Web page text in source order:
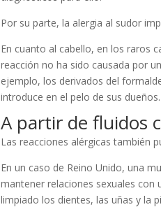
Por su parte, la alergia al sudor
En cuanto al cabello, en los raros
reacción no ha sido causada por
ejemplo, los derivados del
introduce en el pelo de sus dueños.
A partir de fluidos
Las reacciones alérgicas también
En un caso de Reino Unido, una
mantener relaciones sexuales con
limpiado los dientes, las uñas y la